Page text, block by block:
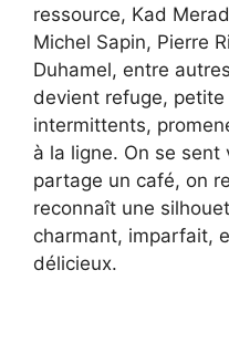
ressource, Kad
Michel Sapin, Pierre
Duhamel, entre
devient refuge, petite
intermittents,
à la ligne. On se
partage un café, on
reconnaît une
charmant, imparfait,
délicieux.